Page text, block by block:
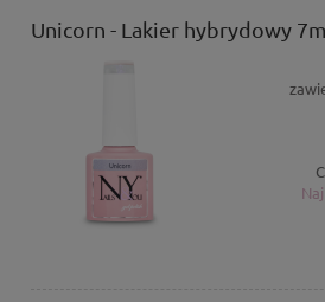
Unicorn - Lakier hybrydowy